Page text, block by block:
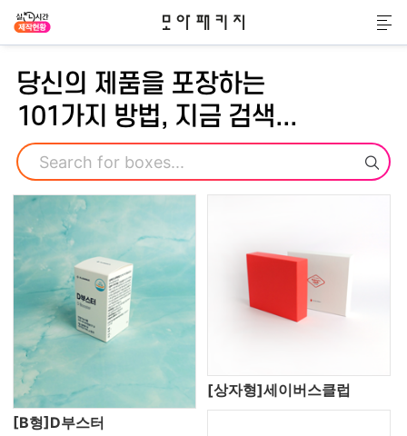
모아패키지
메
당신의 제품을 포장하는
101가지 방법, 지금 검색...
검색
[B형]D부스터
[상자형]세이버스클럽